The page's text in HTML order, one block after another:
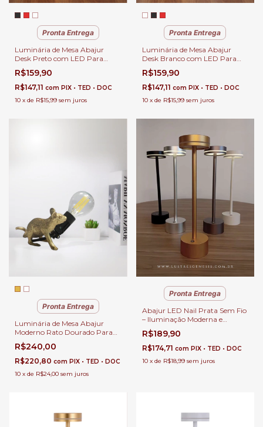
Pronta Entrega
Luminária de Mesa Abajur
Desk Preto com LED Para
Leitura, Quartos, Escritório e
Escrivaninhas GMH • 3D-
PRETO
R$159,90
R$147,11 com PIX • TED • DOC
10 x de R$15,99 sem juros
Pronta Entrega
Luminária de Mesa Abajur
Desk Branco com LED Para
Leitura, Quartos, Escritório e
Escrivaninhas GMH • 3D-
BRANCO
R$159,90
R$147,11 com PIX • TED • DOC
10 x de R$15,99 sem juros
Pronta Entrega
Luminária de Mesa Abajur
Moderno Rato Dourado Para
Leitura, Quartos, Escritório e
Escrivaninhas
R$240,00
R$220,80 com PIX • TED • DOC
10 x de R$24,00 sem juros
Pronta Entrega
Abajur LED Nail Prata Sem Fio
– Iluminação Moderna e
Recarregável USB para
Quartos, Escritório e
Escrivaninhas
R$189,90
R$174,71 com PIX • TED • DOC
10 x de R$18,99 sem juros